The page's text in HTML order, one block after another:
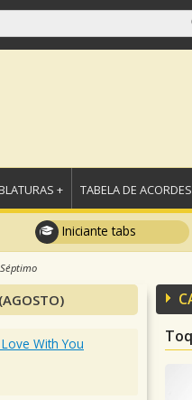
+ TABELA DE
Iniciante tabs
With You